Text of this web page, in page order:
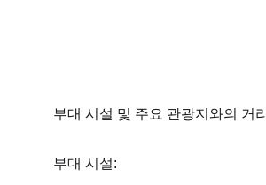
부대 시설 및 주요 관광지와의 거리
부대 시설: